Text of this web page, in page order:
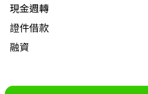
現金週轉
證件借款
融資